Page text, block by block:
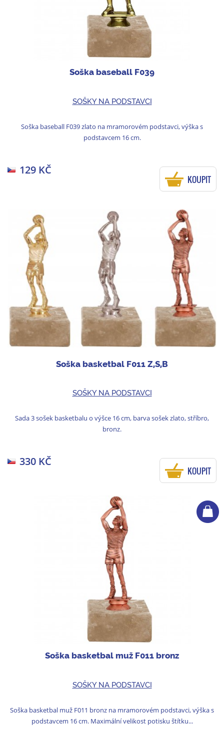
Soška baseball F039
SOŠKY NA PODSTAVCI
Soška baseball F039 zlato na mramorovém podstavci, výška s
podstavcem 16 cm.
129 KČ
KOUPIT
Soška basketbal F011 Z,S,B
SOŠKY NA PODSTAVCI
Sada 3 sošek basketbalu o výšce 16 cm, barva sošek zlato, stříbro,
bronz.
330 KČ
KOUPIT
Soška basketbal muž F011 bronz
SOŠKY NA PODSTAVCI
Soška basketbal muž F011 bronz na mramorovém podstavci, výška s
podstavcem 16 cm. Maximální velikost potisku štítku...